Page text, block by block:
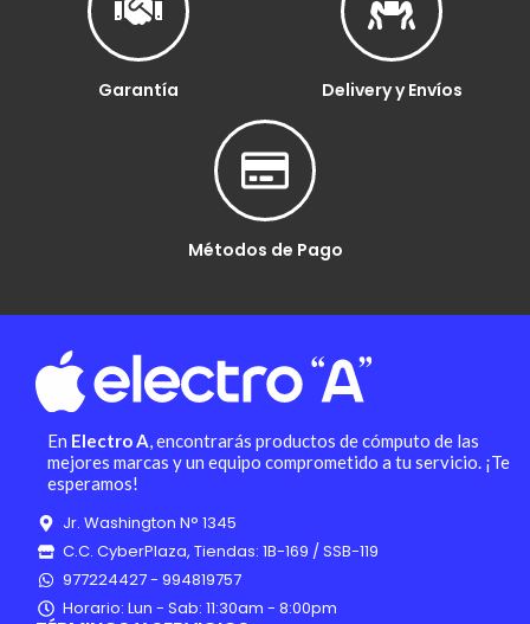
Garantía Delivery y Envíos
Métodos de Pago
En Electro A, encontrarás productos de cómputo de las
mejores marcas y un equipo comprometido a tu servicio. ¡Te
esperamos!
Jr. Washington N° 1345
C.C. CyberPlaza, Tiendas: 1B-169 / SSB-119
977224427 - 994819757
Horario: Lun - Sab: 11:30am - 8:00pm